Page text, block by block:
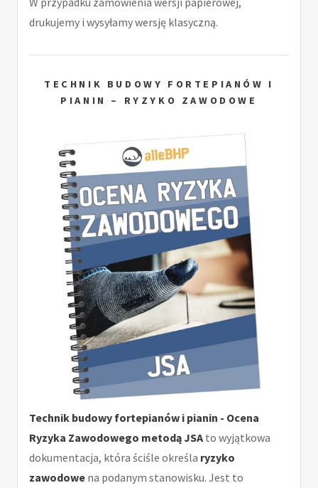
drukujemy i wysyłamy wersję klasyczną.
TECHNIK BUDOWY FORTEPIANÓW I
PIANIN – RYZYKO ZAWODOWE
Technik budowy fortepianów i pianin - Ocena
Ryzyka Zawodowego metodą JSA to wyjątkowa
dokumentacja, która ściśle określa ryzyko
zawodowe na podanym stanowisku. Jest to